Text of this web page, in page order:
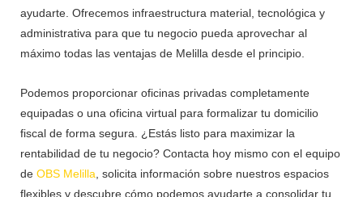
ayudarte. Ofrecemos infraestructura material, tecnológica y
administrativa para que tu negocio pueda aprovechar al
máximo todas las ventajas de Melilla desde el principio.
Podemos proporcionar oficinas privadas completamente
equipadas o una oficina virtual para formalizar tu domicilio
fiscal de forma segura. ¿Estás listo para maximizar la
rentabilidad de tu negocio? Contacta hoy mismo con el equipo
de OBS Melilla, solicita información sobre nuestros espacios
flexibles y descubre cómo podemos ayudarte a consolidar tu